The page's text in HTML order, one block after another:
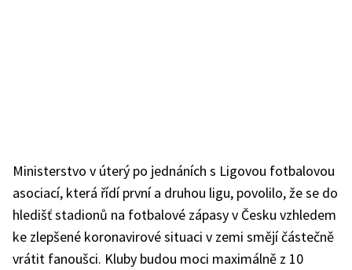
Ministerstvo v úterý po jednáních s Ligovou fotbalovou
asociací, která řídí první a druhou ligu, povolilo, že se do
hledišť stadionů na fotbalové zápasy v Česku vzhledem
ke zlepšené koronavirové situaci v zemi smějí částečně
vrátit fanoušci. Kluby budou moci maximálně z 10